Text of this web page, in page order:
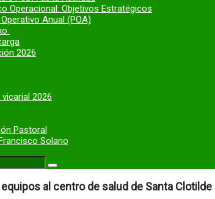
Operacional: Objetivos Estratégicos
Anual (POA)
2026
2026
Pastoral
Solano
al centro de salud de Santa Clotilde